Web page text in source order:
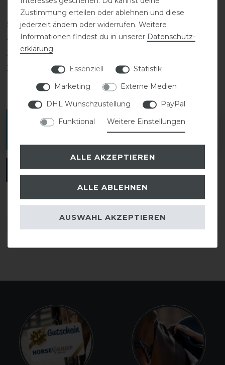
5
0
4
0
3
2
0
1
0
Melde dich an, um eine Kundenrezension zu
ANMELDEN
Zustimmung erteilen oder ablehnen und diese
jederzeit ändern oder widerrufen. Weitere
Informationen findest du in unserer Daten­schutz­
erklärung.
Essenziell
Statistik
Marketing
Externe Medien
DHL Wunschzustellung
PayPal
Funktional
Weitere Einstellungen
ALLE AKZEPTIEREN
ALLE ABLEHNEN
AUSWAHL AKZEPTIEREN